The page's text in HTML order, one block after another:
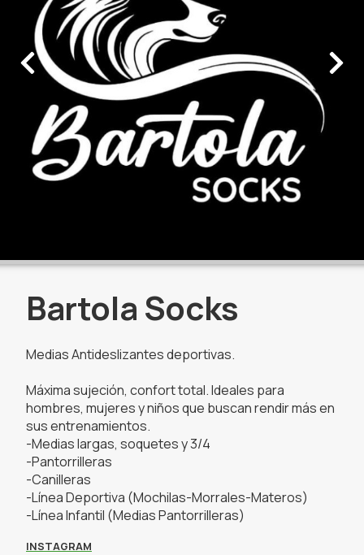
Bartola Socks
Medias Antideslizantes deportivas.
Máxima sujeción, confort total. Ideales para
hombres, mujeres y niños que buscan rendir más en
sus entrenamientos.
-Medias largas, soquetes y 3/4
-Pantorrilleras
-Canilleras
-Línea Deportiva (Mochilas-Morrales-Materos)
-Línea Infantil (Medias Pantorrilleras)
INSTAGRAM